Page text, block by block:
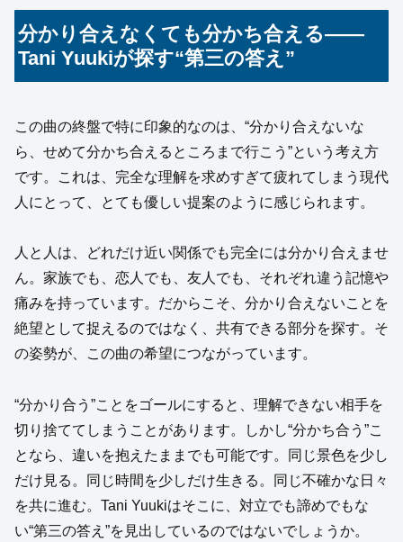
分かり合えなくても分かち合える——
Tani Yuukiが探す“第三の答え”
この曲の終盤で特に印象的なのは、“分かり合えないな
ら、せめて分かち合えるところまで行こう”という考え方
です。これは、完全な理解を求めすぎて疲れてしまう現代
人にとって、とても優しい提案のように感じられます。
人と人は、どれだけ近い関係でも完全には分かり合えませ
ん。家族でも、恋人でも、友人でも、それぞれ違う記憶や
痛みを持っています。だからこそ、分かり合えないことを
絶望として捉えるのではなく、共有できる部分を探す。そ
の姿勢が、この曲の希望につながっています。
“分かり合う”ことをゴールにすると、理解できない相手を
切り捨ててしまうことがあります。しかし“分かち合う”こ
となら、違いを抱えたままでも可能です。同じ景色を少し
だけ見る。同じ時間を少しだけ生きる。同じ不確かな日々
を共に進む。Tani Yuukiはそこに、対立でも諦めでもな
い“第三の答え”を見出しているのではないでしょうか。